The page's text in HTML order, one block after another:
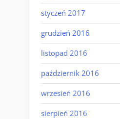
styczeń 2017
grudzień 2016
listopad 2016
październik 2016
wrzesień 2016
sierpień 2016